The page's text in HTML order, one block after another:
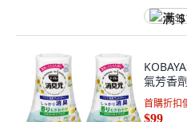
满
氣芳香
首購折扣
$99